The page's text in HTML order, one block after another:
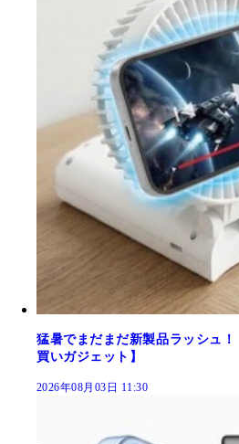
猛暑でまだまだ新製品ラッシュ
買いガジェット】
2026年08月03日 11:30